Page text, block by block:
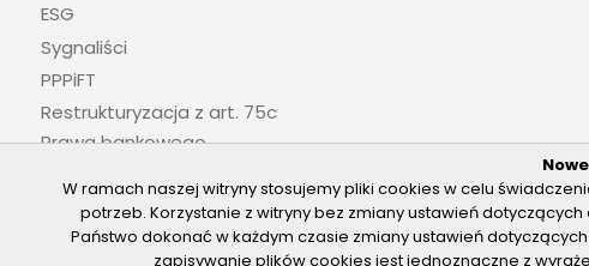
ESG
Sygnaliści
PPPiFT
Restrukturyzacja z art. 75c
Prawa bankowego
© 2026 Bank Spółdzielczy w Kowalu Projektowanie stron Toruń
W ramach naszej witryny stosujemy pliki cookies w celu
potrzeb. Korzystanie z witryny bez zmiany ustawień
Państwo dokonać w każdym czasie zmiany ustawień
zapisywanie plików cookies jest jednoznaczne z